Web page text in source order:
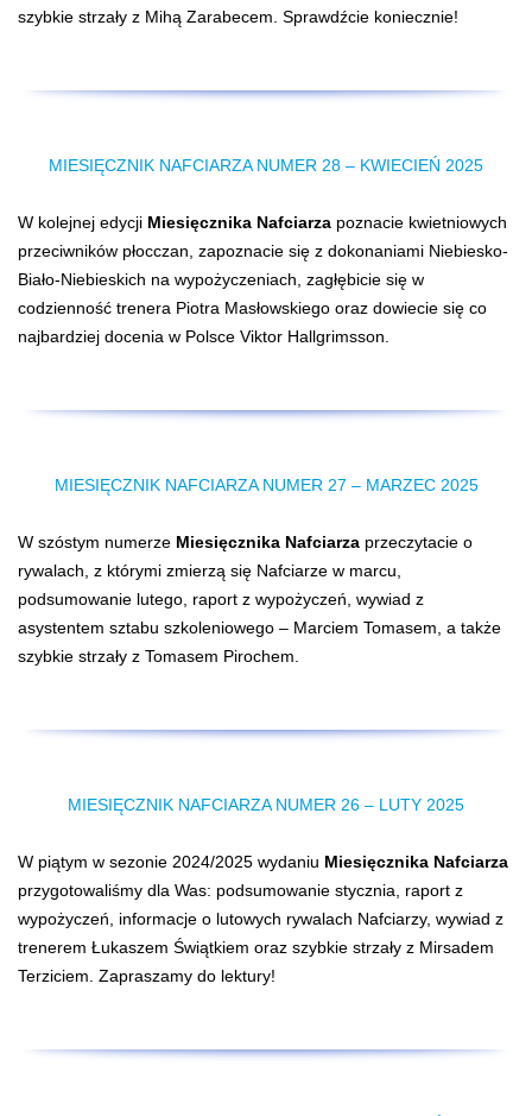
szybkie strzały z Mihą Zarabecem. Sprawdźcie koniecznie!
MIESIĘCZNIK NAFCIARZA NUMER 28 – KWIECIEŃ 2025
W kolejnej edycji Miesięcznika Nafciarza poznacie kwietniowych
przeciwników płocczan, zapoznacie się z dokonaniami Niebiesko-
Biało-Niebieskich na wypożyczeniach, zagłębicie się w
codzienność trenera Piotra Masłowskiego oraz dowiecie się co
najbardziej docenia w Polsce Viktor Hallgrimsson.
MIESIĘCZNIK NAFCIARZA NUMER 27 – MARZEC 2025
W szóstym numerze Miesięcznika Nafciarza przeczytacie o
rywalach, z którymi zmierzą się Nafciarze w marcu,
podsumowanie lutego, raport z wypożyczeń, wywiad z
asystentem sztabu szkoleniowego – Marciem Tomasem, a także
szybkie strzały z Tomasem Pirochem.
MIESIĘCZNIK NAFCIARZA NUMER 26 – LUTY 2025
W piątym w sezonie 2024/2025 wydaniu Miesięcznika Nafciarza
przygotowaliśmy dla Was: podsumowanie stycznia, raport z
wypożyczeń, informacje o lutowych rywalach Nafciarzy, wywiad z
trenerem Łukaszem Świątkiem oraz szybkie strzały z Mirsadem
Terziciem. Zapraszamy do lektury!